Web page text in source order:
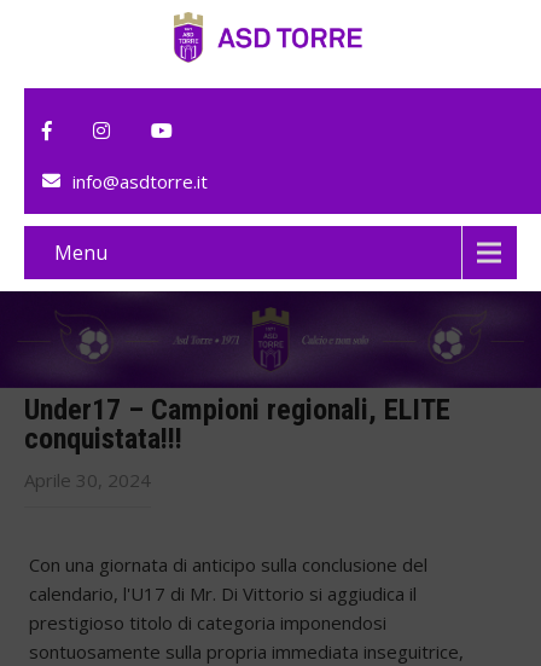
info@asdtorre.it
Menu
Under17 – Campioni regionali, ELITE
conquistata!!!
Aprile 30, 2024
Con una giornata di anticipo sulla conclusione del
calendario, l'U17 di Mr. Di Vittorio si aggiudica il
prestigioso titolo di categoria imponendosi
sontuosamente sulla propria immediata inseguitrice,